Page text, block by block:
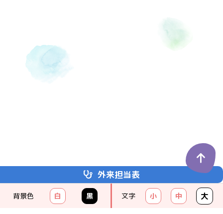
背景色 白 黒 文字 小 中 大
かわごえクリニック
KAWAGOE CLINIC
049-238-8111 （代）
外来担当表